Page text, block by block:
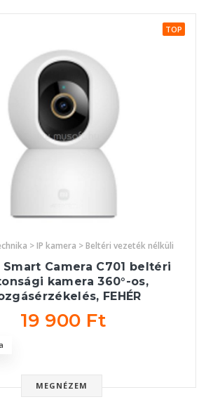
TOP
> IP kamera > Beltéri vezeték nélküli
Smart Camera C701 beltéri
kamera 360°-os,
FEHÉR
19 900 Ft
MEGNÉZEM